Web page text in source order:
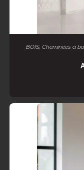
BOIS, Cheminées à